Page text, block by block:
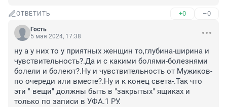
ОТВЕТИТЬ +0 –0
Гость
5 мая 2024, 17:38
ну а у них то у приятных женщин то,глубина-ширина и
чувствительность?.Да и с какими болями-болезнями
болели и болеют?.Ну и чувствительность от Мужиков-
по очереди или вместе?.Ну и к конец света-.Так что
эти " вещи" должны быть в "закрытых" ящиках и
только по записи в УФА.1 РУ.